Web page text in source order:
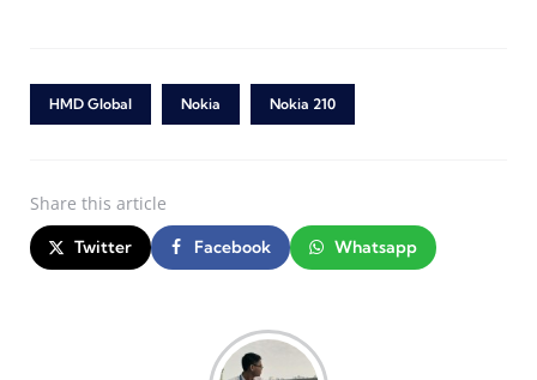
HMD Global Nokia Nokia 210
Share this article
Twitter Facebook Whatsapp